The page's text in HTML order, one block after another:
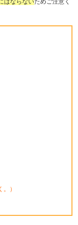
はならないためご注意く
）